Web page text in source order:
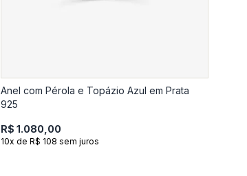
Anel com Pérola e Topázio Azul em Prata
925
R$ 1.080,00
10x de R$ 108 sem juros